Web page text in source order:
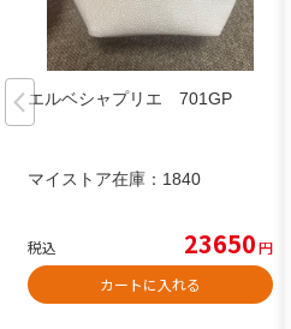
エルベシャプリエ 701GP
マイストア在庫： 1840
税込 23650円
カートに入れる